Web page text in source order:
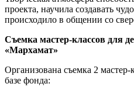
проекта, научила создавать
происходило в общении со
Съемка мастер-классов для
«Мархамат»
Организована съемка 2
базе фонда: